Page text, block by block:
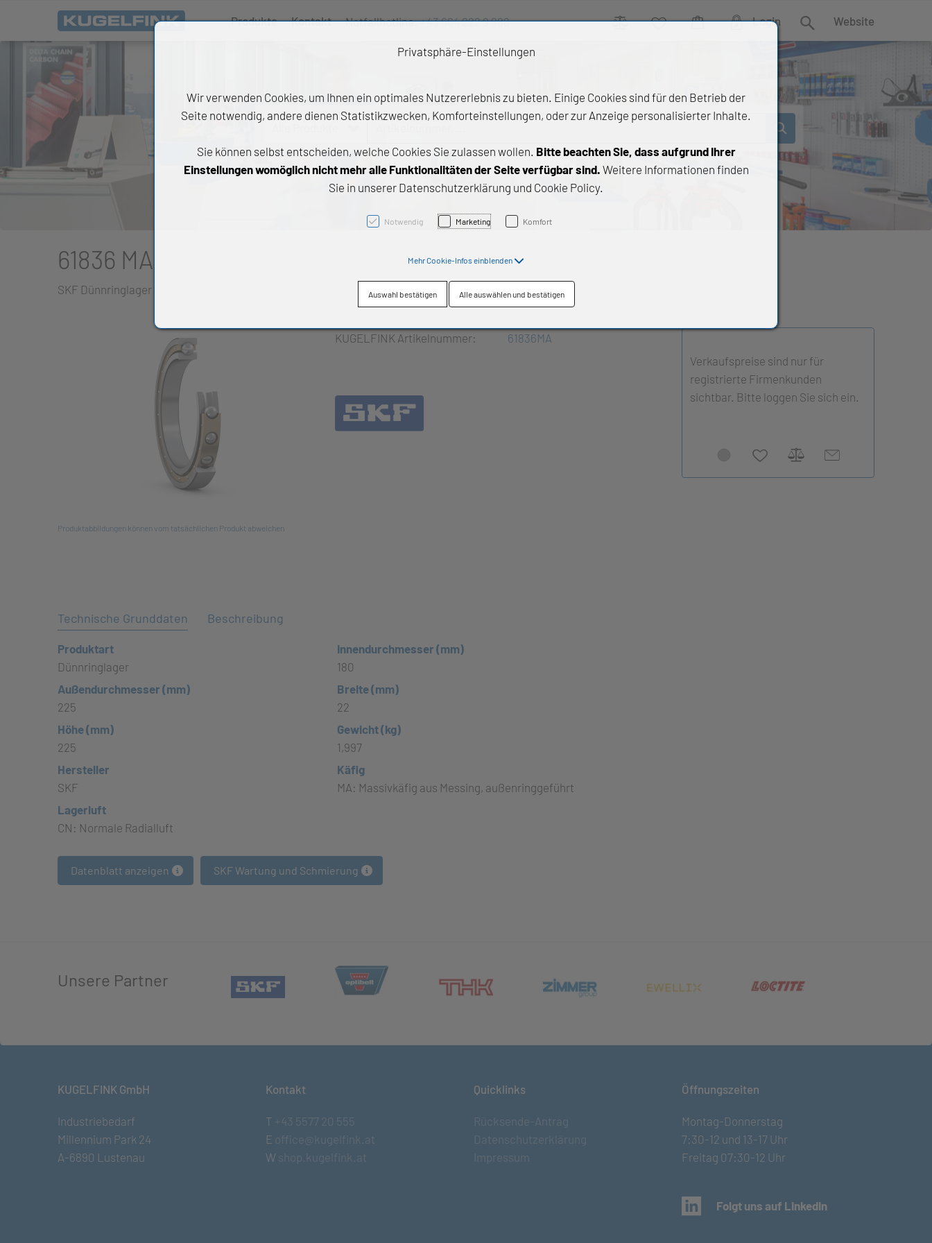
Produkte Kontakt Notfallhotline:+43 664 222 9 888 VergleichWunschlisteWarenkorb Login Suche Website
Alle Produkte
Wälz- und Gleitlager
Antriebstechnik
Chemische Produkte
Alle Produkte
61836 MA
SKF Dünnringlager
Produktabbildungen können vom tatsächlichen Produkt abweichen
KUGELFINK Artikelnummer:
61836MA
Verkaufspreise sind nur für
registrierte Firmenkunden
sichtbar. Bitte loggen Sie sich ein.
Technische Grunddaten Beschreibung
Produktart
Dünnringlager
Innendurchmesser (mm)
180
Außendurchmesser (mm)
225
Breite (mm)
22
Höhe (mm)
225
Gewicht (kg)
1,997
Hersteller
SKF
Käfig
MA: Massivkäfig aus Messing, außenringgeführt
Lagerluft
CN: Normale Radialluft
Datenblatt anzeigen SKF Wartung und Schmierung
Unsere Partner (öffnet in neuem Tab)
(öffnet in neuem Tab)(öffnet in neuem Tab)(öffnet in neuem Tab)(öffnet in neuem Tab)
KUGELFINK GmbH
Industriebedarf
Millennium Park 24
A-6890 Lustenau
Kontakt
T +43 5577 20 555
E office@kugelfink.at
W shop.kugelfink.at
Quicklinks
Rücksende-Antrag
Datenschutzerklärung
Impressum
Öffnungszeiten
Montag-Donnerstag
7:30-12 und 13-17 Uhr
Freitag 07:30-12 Uhr
(öffnet in neuem Tab)
Folgt uns auf LinkedIn
Privatsphäre-Einstellungen
Wir verwenden Cookies, um Ihnen ein optimales Nutzererlebnis zu bieten. Einige Cookies sind für den Betrieb der
Seite notwendig, andere dienen Statistikzwecken, Komforteinstellungen, oder zur Anzeige personalisierter Inhalte.
Sie können selbst entscheiden, welche Cookies Sie zulassen wollen. Bitte beachten Sie, dass aufgrund Ihrer
Einstellungen womöglich nicht mehr alle Funktionalitäten der Seite verfügbar sind. Weitere Informationen finden
Sie in unserer Datenschutzerklärung und Cookie Policy.
Notwendig Marketing Komfort
Mehr Cookie-Infos einblenden
Auswahl bestätigen Alle auswählen und bestätigen